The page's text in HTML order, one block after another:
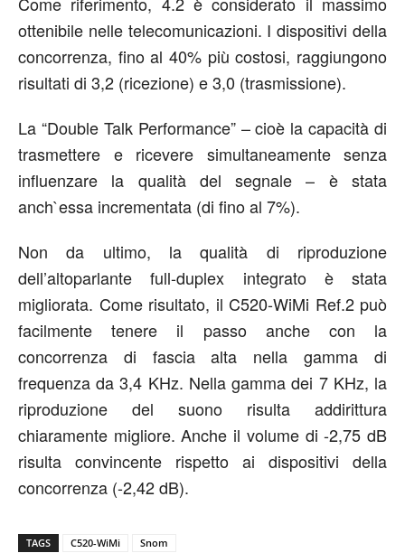
ottenibile nelle telecomunicazioni. I dispositivi della
concorrenza, fino al 40% più costosi, raggiungono
risultati di 3,2 (ricezione) e 3,0 (trasmissione).
La “Double Talk Performance” – cioè la capacità di
trasmettere e ricevere simultaneamente senza
influenzare la qualità del segnale – è stata
anch`essa incrementata (di fino al 7%).
Non da ultimo, la qualità di riproduzione
dell’altoparlante full-duplex integrato è stata
migliorata. Come risultato, il C520-WiMi Ref.2 può
facilmente tenere il passo anche con la
concorrenza di fascia alta nella gamma di
frequenza da 3,4 KHz. Nella gamma dei 7 KHz, la
riproduzione del suono risulta addirittura
chiaramente migliore. Anche il volume di -2,75 dB
risulta convincente rispetto ai dispositivi della
concorrenza (-2,42 dB).
TAGS C520-WiMi Snom